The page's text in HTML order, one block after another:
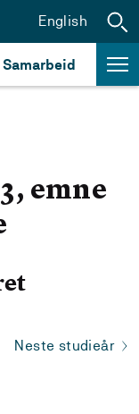
Samarbeid
English
emne
Neste studieår